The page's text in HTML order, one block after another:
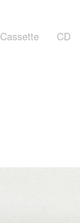
Cassette CD